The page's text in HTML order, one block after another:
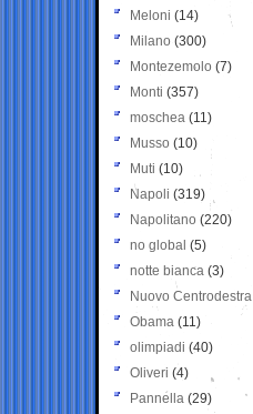
Meloni (14)
Milano (300)
Montezemolo (7)
Monti (357)
moschea (11)
Musso (10)
Muti (10)
Napoli (319)
Napolitano (220)
no global (5)
notte bianca (3)
Nuovo Centrodestra
Obama (11)
olimpiadi (40)
Oliveri (4)
Pannella (29)